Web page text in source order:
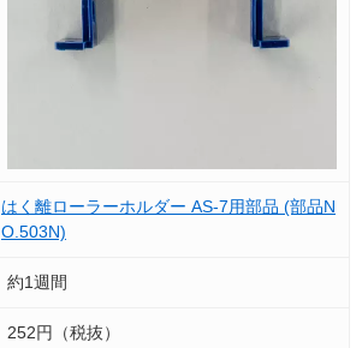
はく離ローラーホルダー AS-7用部品 (部品N
O.503N)
約1週間
252円（税抜）